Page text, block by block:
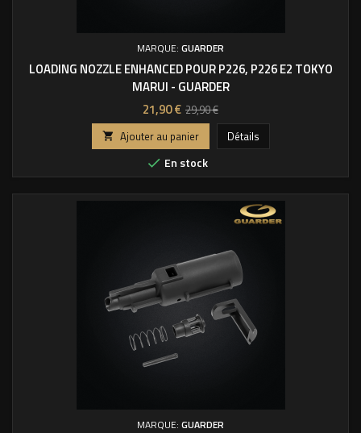
MARQUE: GUARDER
LOADING NOZZLE ENHANCED POUR P226, P226 E2 TOKYO
MARUI - GUARDER
Prix
21,90 € Prix
de
base
29,90 €
 Ajouter au panier
Détails
 En stock
MARQUE: GUARDER